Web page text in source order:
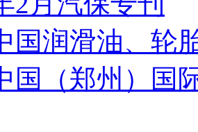
国润滑油、轮
国（郑州）国